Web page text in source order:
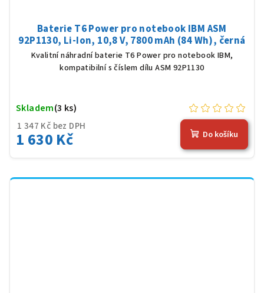
Baterie T6 Power pro notebook IBM ASM
92P1130, Li-Ion, 10,8 V, 7800 mAh (84 Wh), černá
Kvalitní náhradní baterie T6 Power pro notebook IBM,
kompatibilní s číslem dílu ASM 92P1130
1 347 Kč bez DPH
1 630 Kč
Skladem(3 ks)
Do košíku